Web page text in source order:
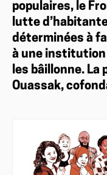
populaires, le
lutte
déterminées à
à une
les bâillonne. La
Ouassak,